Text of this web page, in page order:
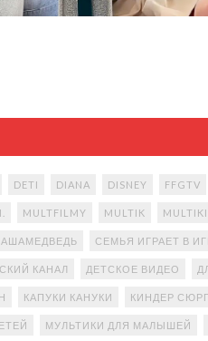
DETI DIANA DISNEY FFGTV
MULTFILMY MULTIK MULTIKI
СЕМЬЯ ИГРАЕТ В
КАНАЛ ДЕТСКОЕ ВИДЕО
КАПУКИ КАНУКИ КИНДЕР
МУЛЬТИКИ ДЛЯ МАЛЫШЕЙ